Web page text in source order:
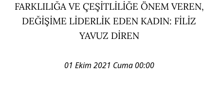
FARKLILIĞA VE ÇEŞİTLİLİĞE ÖNEM VEREN,
DEĞİŞİME LİDERLİK EDEN KADIN: FİLİZ
YAVUZ DİREN
01 Ekim 2021 Cuma 00:00